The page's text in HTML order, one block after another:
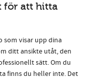
för att hitta
som visar upp dina
ditt ansikte utåt, den
sätt. Om du
finns du heller inte. Det